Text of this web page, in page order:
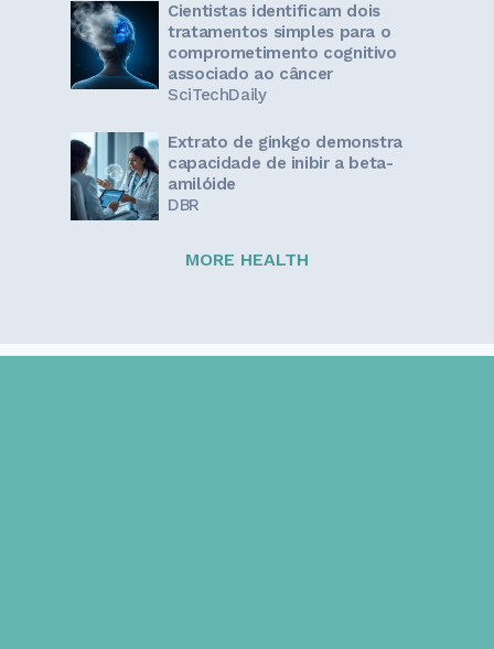
Cientistas identificam dois
tratamentos simples para o
comprometimento cognitivo
associado ao câncer
SciTechDaily
Extrato de ginkgo demonstra
capacidade de inibir a beta-
amilóide
DBR
MORE HEALTH